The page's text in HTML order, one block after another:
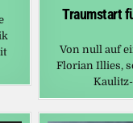
Traumstart
Von null auf
Florian Illies,